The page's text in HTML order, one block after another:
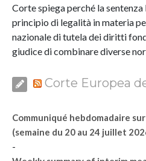
Corte spiega perché la
principio di legalità in materia
nazionale di tutela dei diritti
giudice di combinare diverse
Corte Europea
Communiqué hebdomadaire
(semaine du 20 au 24 juillet
-